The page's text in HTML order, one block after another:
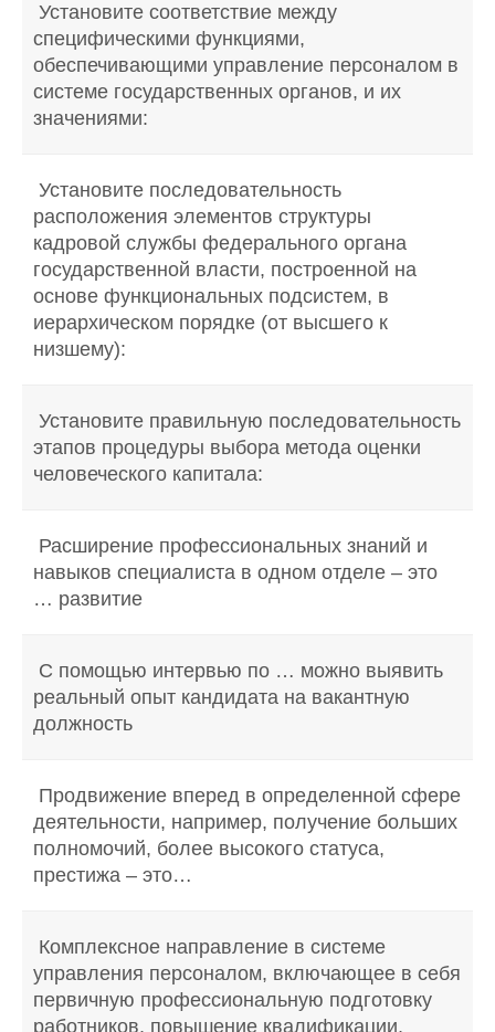
Установите соответствие между
специфическими функциями,
обеспечивающими управление персоналом в
системе государственных органов, и их
значениями:
Установите последовательность
расположения элементов структуры
кадровой службы федерального органа
государственной власти, построенной на
основе функциональных подсистем, в
иерархическом порядке (от высшего к
низшему):
Установите правильную последовательность
этапов процедуры выбора метода оценки
человеческого капитала:
Расширение профессиональных знаний и
навыков специалиста в одном отделе – это
… развитие
С помощью интервью по … можно выявить
реальный опыт кандидата на вакантную
должность
Продвижение вперед в определенной сфере
деятельности, например, получение больших
полномочий, более высокого статуса,
престижа – это…
Комплексное направление в системе
управления персоналом, включающее в себя
первичную профессиональную подготовку
работников, повышение квалификации,